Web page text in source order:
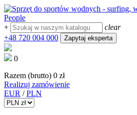
+
clear
+48 720 004 000
Zapytaj eksperta
0
Razem (brutto) 0 zł
Realizuj zamówienie
EUR / PLN